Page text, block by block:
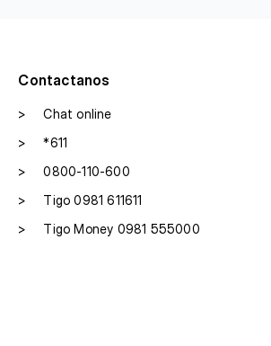
Contactanos
>
Chat online
>
*611
>
0800-110-600
>
Tigo 0981 611611
>
Tigo Money 0981 555000